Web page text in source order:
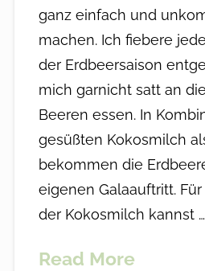
ganz einfach und
machen. Ich fiebere
der Erdbeersaison
mich garnicht satt an
Beeren essen. In
gesüßten Kokosmilch
bekommen die
eigenen Galaauftritt.
der Kokosmilch kannst …
Read More